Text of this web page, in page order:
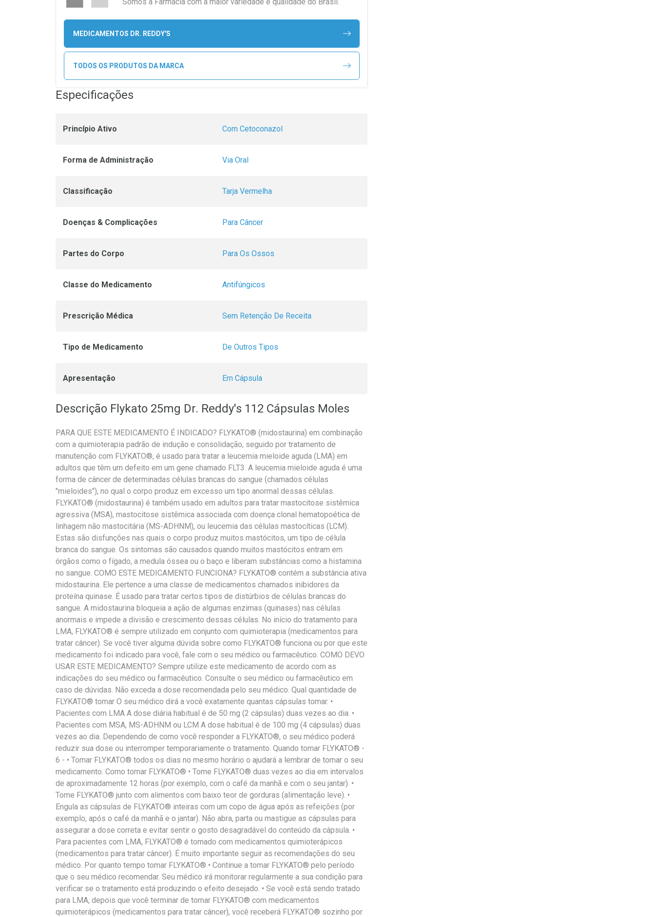
Somos a Farmácia com a maior variedade e qualidade do Brasil.
MEDICAMENTOS DR. REDDY'S
TODOS OS PRODUTOS DA MARCA
Especificações
Princípio Ativo Com Cetoconazol
Forma de Administração Via Oral
Classificação Tarja Vermelha
Doenças & Complicações Para Câncer
Partes do Corpo Para Os Ossos
Classe do Medicamento Antifúngicos
Prescrição Médica Sem Retenção De Receita
Tipo de Medicamento De Outros Tipos
Apresentação Em Cápsula
Descrição Flykato 25mg Dr. Reddy's 112 Cápsulas Moles
PARA QUE ESTE MEDICAMENTO É INDICADO? FLYKATO® (midostaurina) em combinação
com a quimioterapia padrão de indução e consolidação, seguido por tratamento de
manutenção com FLYKATO®, é usado para tratar a leucemia mieloide aguda (LMA) em
adultos que têm um defeito em um gene chamado FLT3. A leucemia mieloide aguda é uma
forma de câncer de determinadas células brancas do sangue (chamados células
"mieloides"), no qual o corpo produz em excesso um tipo anormal dessas células.
FLYKATO® (midostaurina) é também usado em adultos para tratar mastocitose sistêmica
agressiva (MSA), mastocitose sistêmica associada com doença clonal hematopoética de
linhagem não mastocitária (MS-ADHNM), ou leucemia das células mastocíticas (LCM).
Estas são disfunções nas quais o corpo produz muitos mastócitos, um tipo de célula
branca do sangue. Os sintomas são causados quando muitos mastócitos entram em
órgãos como o fígado, a medula óssea ou o baço e liberam substâncias como a histamina
no sangue. COMO ESTE MEDICAMENTO FUNCIONA? FLYKATO® contém a substância ativa
midostaurina. Ele pertence a uma classe de medicamentos chamados inibidores da
proteína quinase. É usado para tratar certos tipos de distúrbios de células brancas do
sangue. A midostaurina bloqueia a ação de algumas enzimas (quinases) nas células
anormais e impede a divisão e crescimento dessas células. No início do tratamento para
LMA, FLYKATO® é sempre utilizado em conjunto com quimioterapia (medicamentos para
tratar câncer). Se você tiver alguma dúvida sobre como FLYKATO® funciona ou por que este
medicamento foi indicado para você, fale com o seu médico ou farmacêutico. COMO DEVO
USAR ESTE MEDICAMENTO? Sempre utilize este medicamento de acordo com as
indicações do seu médico ou farmacêutico. Consulte o seu médico ou farmacêutico em
caso de dúvidas. Não exceda a dose recomendada pelo seu médico. Qual quantidade de
FLYKATO® tomar O seu médico dirá a você exatamente quantas cápsulas tomar. •
Pacientes com LMA A dose diária habitual é de 50 mg (2 cápsulas) duas vezes ao dia. •
Pacientes com MSA, MS-ADHNM ou LCM A dose habitual é de 100 mg (4 cápsulas) duas
vezes ao dia. Dependendo de como você responder a FLYKATO®, o seu médico poderá
reduzir sua dose ou interromper temporariamente o tratamento. Quando tomar FLYKATO® -
6 - • Tomar FLYKATO® todos os dias no mesmo horário o ajudará a lembrar de tomar o seu
medicamento. Como tomar FLYKATO® • Tome FLYKATO® duas vezes ao dia em intervalos
de aproximadamente 12 horas (por exemplo, com o café da manhã e com o seu jantar). •
Tome FLYKATO® junto com alimentos com baixo teor de gorduras (alimentação leve). •
Engula as cápsulas de FLYKATO® inteiras com um copo de água após as refeições (por
exemplo, após o café da manhã e o jantar). Não abra, parta ou mastigue as cápsulas para
assegurar a dose correta e evitar sentir o gosto desagradável do conteúdo da cápsula. •
Para pacientes com LMA, FLYKATO® é tomado com medicamentos quimioterápicos
(medicamentos para tratar câncer). É muito importante seguir as recomendações do seu
médico. Por quanto tempo tomar FLYKATO® • Continue a tomar FLYKATO® pelo período
que o seu médico recomendar. Seu médico irá monitorar regularmente a sua condição para
verificar se o tratamento está produzindo o efeito desejado. • Se você está sendo tratado
para LMA, depois que você terminar de tomar FLYKATO® com medicamentos
quimioterápicos (medicamentos para tratar câncer), você receberá FLYKATO® sozinho por